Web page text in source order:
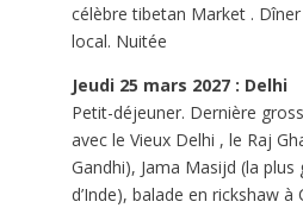
célèbre tibetan Market .
local. Nuitée
Jeudi 25 mars 2027 : Delhi
Petit-déjeuner. Dernière
avec le Vieux Delhi , le Raj
Gandhi), Jama Masijd (la
d’Inde), balade en rickshaw à